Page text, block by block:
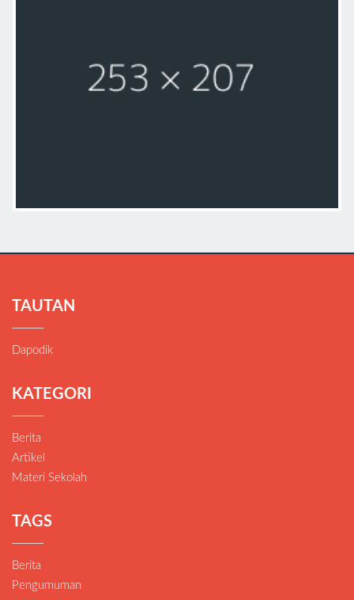
TAUTAN
Dapodik
KATEGORI
Berita
Artikel
Materi Sekolah
TAGS
Berita
Pengumuman